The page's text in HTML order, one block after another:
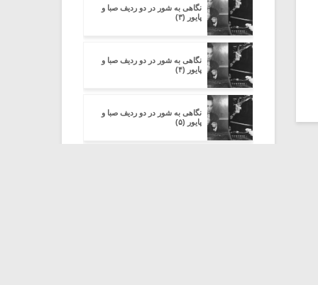
نگاهی به شور در دو ردیف صبا و
پایور (۳)
نگاهی به شور در دو ردیف صبا و
پایور (۴)
نگاهی به شور در دو ردیف صبا و
پایور (۵)